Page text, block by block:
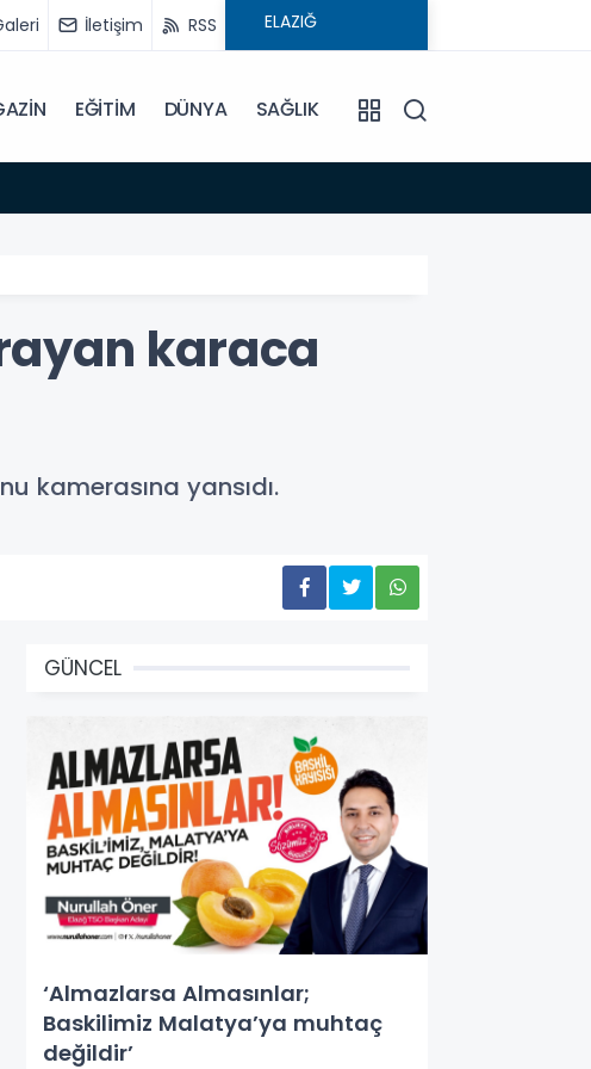
İletişim RSS
EĞİTİM DÜNYA SAĞLIK
karaca
kamerasına yansıdı.
GÜNCEL
‘Almazlarsa Almasınlar;
Baskilimiz Malatya’ya muhtaç
değildir’